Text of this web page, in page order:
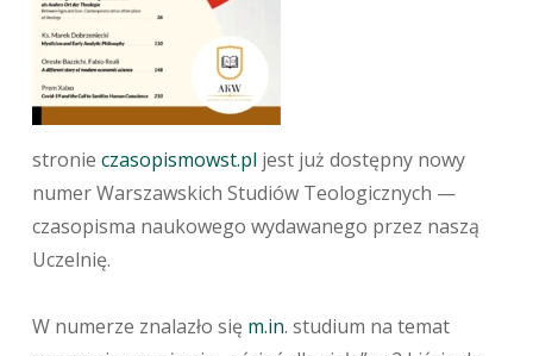
stronie czasopismowst.pl jest już dostępny nowy
numer Warszawskich Studiów Teologicznych —
czasopisma naukowego wydawanego przez naszą
Uczelnię.
W numerze znalazło się m.in. studium na temat